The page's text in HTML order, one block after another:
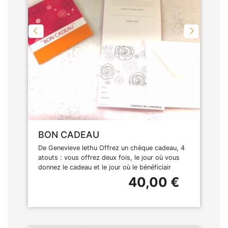
BON CADEAU
De Genevieve lethu Offrez un chèque cadeau, 4
atouts : vous offrez deux fois, le jour où vous
donnez le cadeau et le jour où le bénéficiair
40,00 €